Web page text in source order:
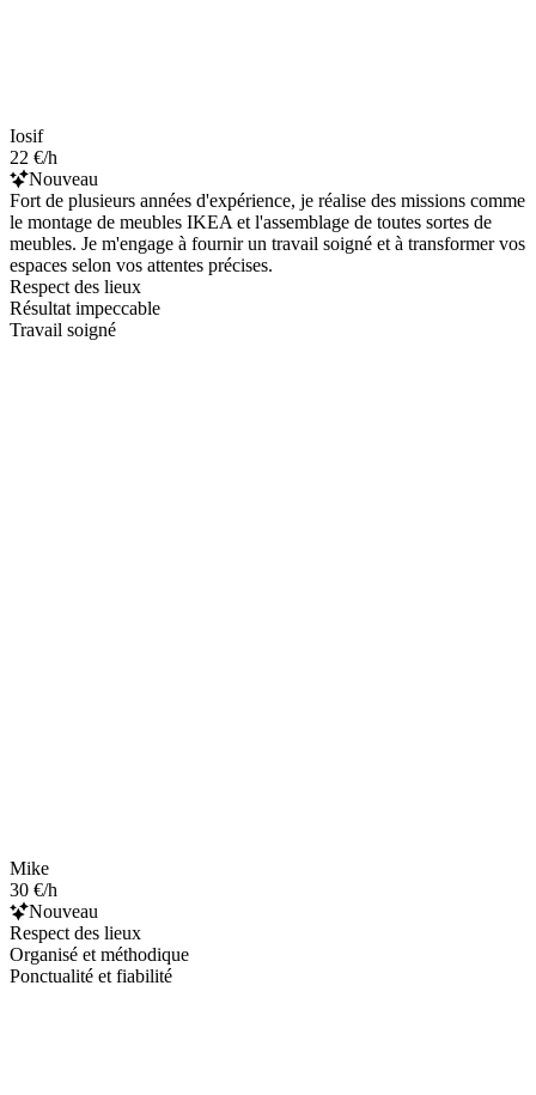
Iosif
22 €/h
Nouveau
Fort de plusieurs années d'expérience, je réalise des missions comme
le montage de meubles IKEA et l'assemblage de toutes sortes de
meubles. Je m'engage à fournir un travail soigné et à transformer vos
espaces selon vos attentes précises.
Respect des lieux
Résultat impeccable
Travail soigné
Mike
30 €/h
Nouveau
Respect des lieux
Organisé et méthodique
Ponctualité et fiabilité